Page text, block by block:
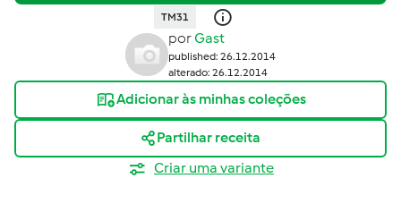
TM31
porGast
published: 26.12.2014
alterado: 26.12.2014
Adicionar às minhas coleções
Partilhar receita
Criar uma variante